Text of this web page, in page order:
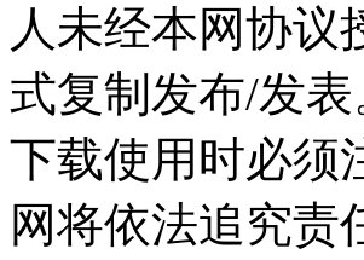
人未经本网协议
式复制发布/发
下载使用时必须
网将依法追究责